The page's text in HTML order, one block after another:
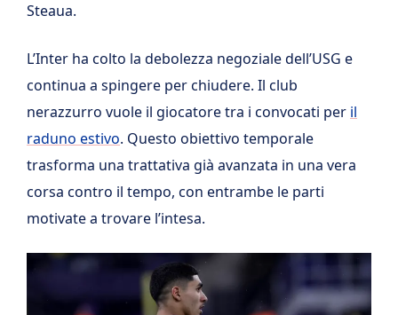
Steaua.
L’Inter ha colto la debolezza negoziale dell’USG e
continua a spingere per chiudere. Il club
nerazzurro vuole il giocatore tra i convocati per il
raduno estivo. Questo obiettivo temporale
trasforma una trattativa già avanzata in una vera
corsa contro il tempo, con entrambe le parti
motivate a trovare l’intesa.